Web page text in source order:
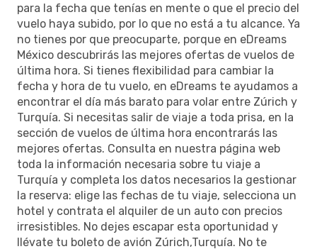
para la fecha que tenías en mente o que el precio del
vuelo haya subido, por lo que no está a tu alcance. Ya
no tienes por que preocuparte, porque en eDreams
México descubrirás las mejores ofertas de vuelos de
última hora. Si tienes flexibilidad para cambiar la
fecha y hora de tu vuelo, en eDreams te ayudamos a
encontrar el día más barato para volar entre Zúrich y
Turquía. Si necesitas salir de viaje a toda prisa, en la
sección de vuelos de última hora encontrarás las
mejores ofertas. Consulta en nuestra página web
toda la información necesaria sobre tu viaje a
Turquía y completa los datos necesarios la gestionar
la reserva: elige las fechas de tu viaje, selecciona un
hotel y contrata el alquiler de un auto con precios
irresistibles. No dejes escapar esta oportunidad y
llévate tu boleto de avión Zúrich,Turquía. No te